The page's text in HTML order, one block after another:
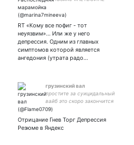
RT «Кому все пофиг - тот
неуязвим»… Или же у него
депрессия. Одним из главных
симптомов которой является
ангедония (утрата радо…
грузинский вал
простите за суицидальный
вайб это скоро закончится
Отрицание Гнев Торг Депрессия
Резюме в Яндекс